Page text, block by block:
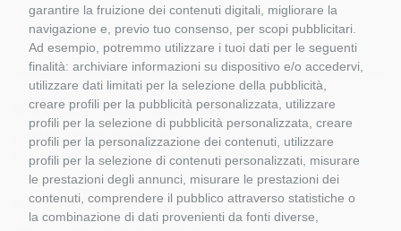
garantire la fruizione dei contenuti digitali, migliorare la
navigazione e, previo tuo consenso, per scopi pubblicitari.
Ad esempio, potremmo utilizzare i tuoi dati per le seguenti
finalità: archiviare informazioni su dispositivo e/o accedervi,
utilizzare dati limitati per la selezione della pubblicità,
creare profili per la pubblicità personalizzata, utilizzare
profili per la selezione di pubblicità personalizzata, creare
profili per la personalizzazione dei contenuti, utilizzare
profili per la selezione di contenuti personalizzati, misurare
le prestazioni degli annunci, misurare le prestazioni dei
contenuti, comprendere il pubblico attraverso statistiche o
la combinazione di dati provenienti da fonti diverse,
Dettagli del prodotto
LIEBHERR LTR 1100
Codice: CONRAD 2738/22
Categoria: CONRAD
LIEBHERR LTR 1100